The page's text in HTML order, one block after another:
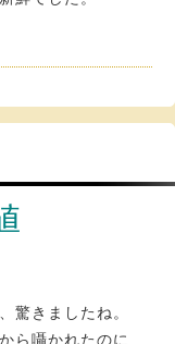
驚きましたね。
ら囁かれたのに